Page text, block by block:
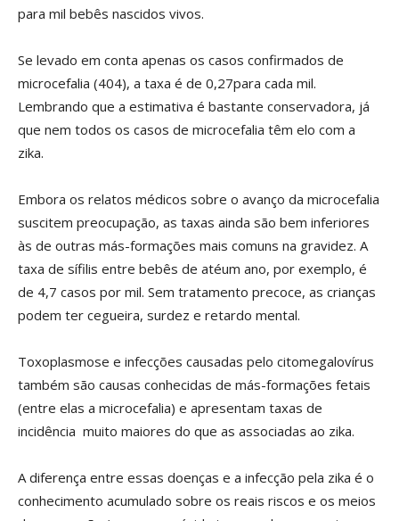
para mil bebês nascidos vivos.
Se levado em conta apenas os casos confirmados de
microcefalia (404), a taxa é de 0,27para cada mil.
Lembrando que a estimativa é bastante conservadora, já
que nem todos os casos de microcefalia têm elo com a
zika.
Embora os relatos médicos sobre o avanço da microcefalia
suscitem preocupação, as taxas ainda são bem inferiores
às de outras más-formações mais comuns na gravidez. A
taxa de sífilis entre bebês de atéum ano, por exemplo, é
de 4,7 casos por mil. Sem tratamento precoce, as crianças
podem ter cegueira, surdez e retardo mental.
Toxoplasmose e infecções causadas pelo citomegalovírus
também são causas conhecidas de más-formações fetais
(entre elas a microcefalia) e apresentam taxas de
incidência muito maiores do que as associadas ao zika.
A diferença entre essas doenças e a infecção pela zika é o
conhecimento acumulado sobre os reais riscos e os meios